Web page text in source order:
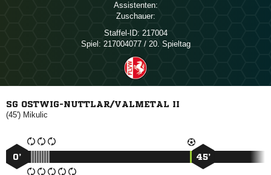
Assistenten:
Zuschauer:
Staffel-ID: 217004
Spiel: 217004077 / 20. Spieltag
SG OSTWIG-NUTTLAR/VALMETAL II
(45') 
0’ 45’